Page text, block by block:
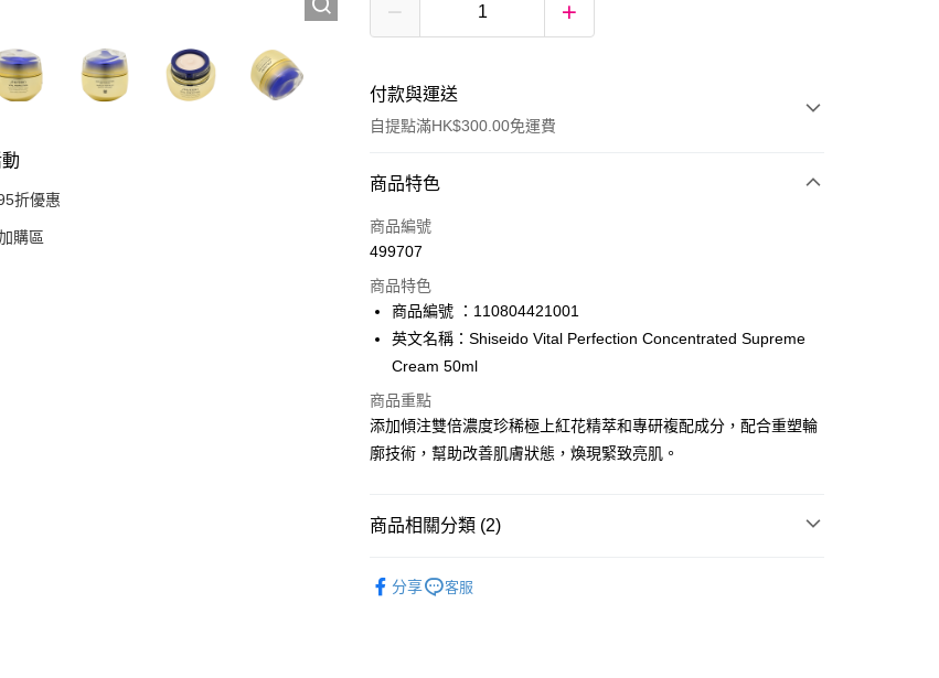
折優惠
購區
付款與運送
自提點滿HK$300.00免運費
付款方式
信用卡
AlipayHK
PayMe
BoC Pay
順豐自助櫃 - 確認發貨後1-3個工作天送達
商品特色
商品編號
499707
商品特色
商品編號 ：110804421001
英文名稱：Shiseido Vital Perfection Concentrated Supreme
Cream 50ml
商品重點
添加傾注雙倍濃度珍稀極上紅花精萃和專研複配成分，配合重塑輪
廓技術，幫助改善肌膚狀態，煥現緊致亮肌。
商品相關分類 (2)
分享 客服